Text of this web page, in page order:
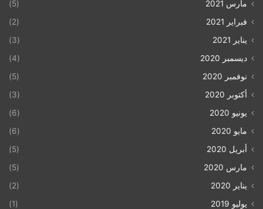
مارس 2021
(5)
فبراير 2021
(2)
يناير 2021
(3)
ديسمبر 2020
(4)
نوفمبر 2020
(5)
أكتوبر 2020
(3)
يونيو 2020
(6)
مايو 2020
(6)
أبريل 2020
(5)
مارس 2020
(5)
يناير 2020
(2)
يوليو 2019
(1)